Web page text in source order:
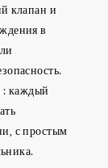
клапан и
в
: каждый
с простым